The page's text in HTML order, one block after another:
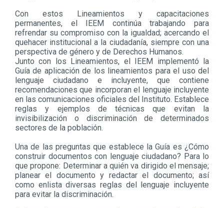
Con estos Lineamientos y capacitaciones
permanentes, el IEEM continúa trabajando para
refrendar su compromiso con la igualdad; acercando el
quehacer institucional a la ciudadanía, siempre con una
perspectiva de género y de Derechos Humanos.
Junto con los Lineamientos, el IEEM implementó la
Guía de aplicación de los lineamientos para el uso del
lenguaje ciudadano e incluyente, que contiene
recomendaciones que incorporan el lenguaje incluyente
en las comunicaciones oficiales del Instituto. Establece
reglas y ejemplos de técnicas que evitan la
invisibilización o discriminación de determinados
sectores de la población.
Una de las preguntas que establece la Guía es ¿Cómo
construir documentos con lenguaje ciudadano? Para lo
que propone: Determinar a quién va dirigido el mensaje;
planear el documento y redactar el documento; así
como enlista diversas reglas del lenguaje incluyente
para evitar la discriminación.